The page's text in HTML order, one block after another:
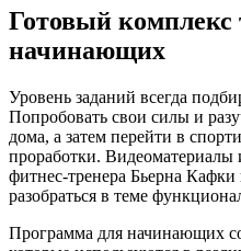
Готовый комплекс
начинающих
Уровень заданий всегда
Попробовать свои силы и
дома, а затем перейти в
проработки. Видеоматериалы
фитнес-тренера Бьерна Кафки
разобраться в теме
Программа для начинающих